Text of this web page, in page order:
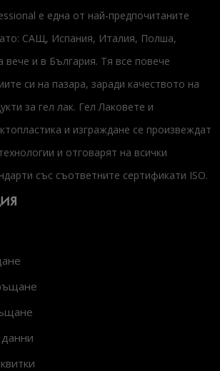
е една от най-предпочитаните
САЩ, Испания, Италия, Полша,
вече и в България. Тя все повече
си на пазара, заради качеството на
за гел лак. Гел Лаковете и
и изграждане се произвеждат
и отговарят на всички
със съответните сертификати ISO.